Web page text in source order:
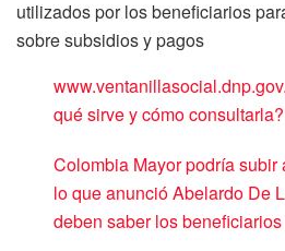
utilizados por los beneficiarios
sobre subsidios y pagos
qué sirve y cómo consultarla?
Colombia Mayor podría subir
lo que anunció Abelardo De
deben saber los beneficiarios